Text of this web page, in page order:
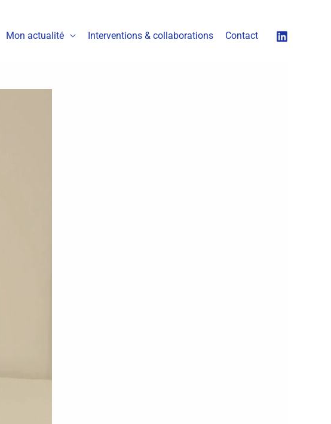
Mon actualité Interventions & collaborations Contact